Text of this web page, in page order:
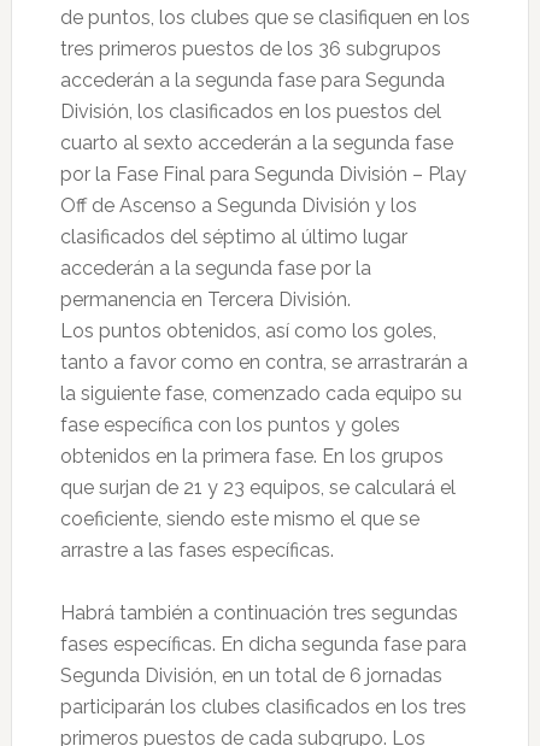
de puntos, los clubes que se clasifiquen en los
tres primeros puestos de los 36 subgrupos
accederán a la segunda fase para Segunda
División, los clasificados en los puestos del
cuarto al sexto accederán a la segunda fase
por la Fase Final para Segunda División – Play
Off de Ascenso a Segunda División y los
clasificados del séptimo al último lugar
accederán a la segunda fase por la
permanencia en Tercera División.
Los puntos obtenidos, así como los goles,
tanto a favor como en contra, se arrastrarán a
la siguiente fase, comenzado cada equipo su
fase específica con los puntos y goles
obtenidos en la primera fase. En los grupos
que surjan de 21 y 23 equipos, se calculará el
coeficiente, siendo este mismo el que se
arrastre a las fases específicas.
Habrá también a continuación tres segundas
fases específicas. En dicha segunda fase para
Segunda División, en un total de 6 jornadas
participarán los clubes clasificados en los tres
primeros puestos de cada subgrupo. Los